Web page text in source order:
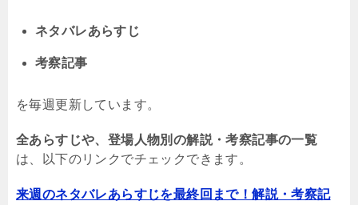
ネタバレあらすじ
考察記事
を毎週更新しています。
全あらすじや、登場人物別の解説・考察記事の一覧
は、以下のリンクでチェックできます。
来週のネタバレあらすじを最終回まで！解説・考察記